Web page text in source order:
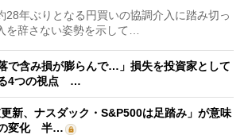
年ぶりとなる円買いの協調介入に踏み切っ
を辞さない姿勢を示して…
で含み損が膨らんで…」損失を投資家として
4つの視点 …
更新、ナスダック・S&P500は足踏み」が意味
の変化 半…